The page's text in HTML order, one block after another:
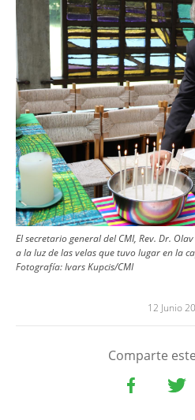
El secretario general del CMI, Rev. Dr.
a la luz de las velas que tuvo lugar en la
Fotografía: Ivars Kupcis/CMI
12 Junio
Comparte